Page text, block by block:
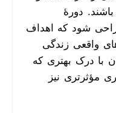
دورۀ
شود که اهداف
واقعی زندگی
با درک بهتری که
مؤثرتری نیز